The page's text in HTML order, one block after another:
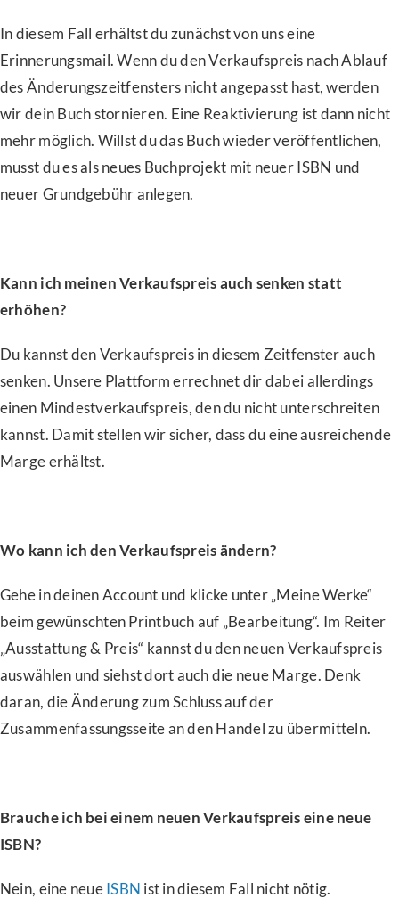
In diesem Fall erhältst du zunächst von uns eine
Erinnerungsmail. Wenn du den Verkaufspreis nach Ablauf
des Änderungszeitfensters nicht angepasst hast, werden
wir dein Buch stornieren. Eine Reaktivierung ist dann nicht
mehr möglich. Willst du das Buch wieder veröffentlichen,
musst du es als neues Buchprojekt mit neuer ISBN und
neuer Grundgebühr anlegen.
Kann ich meinen Verkaufspreis auch senken statt
erhöhen?
Du kannst den Verkaufspreis in diesem Zeitfenster auch
senken. Unsere Plattform errechnet dir dabei allerdings
einen Mindestverkaufspreis, den du nicht unterschreiten
kannst. Damit stellen wir sicher, dass du eine ausreichende
Marge erhältst.
Wo kann ich den Verkaufspreis ändern?
Gehe in deinen Account und klicke unter „Meine Werke“
beim gewünschten Printbuch auf „Bearbeitung“. Im Reiter
„Ausstattung & Preis“ kannst du den neuen Verkaufspreis
auswählen und siehst dort auch die neue Marge. Denk
daran, die Änderung zum Schluss auf der
Zusammenfassungsseite an den Handel zu übermitteln.
Brauche ich bei einem neuen Verkaufspreis eine neue
ISBN?
Nein, eine neueISBN ist in diesem Fall nicht nötig.